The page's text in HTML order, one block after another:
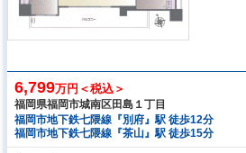
6,799万円＜税込＞
福岡県福岡市城南区田島１丁目
福岡市地下鉄七隈線『別府』駅 徒歩12分
福岡市地下鉄七隈線『茶山』駅 徒歩15分